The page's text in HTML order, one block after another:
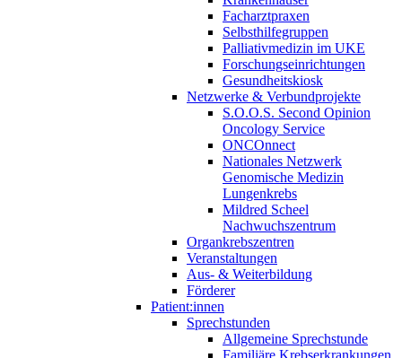
Facharztpraxen
Selbsthilfegruppen
Palliativmedizin im UKE
Forschungseinrichtungen
Gesundheitskiosk
Netzwerke & Verbundprojekte
S.O.O.S. Second Opinion
Oncology Service
ONCOnnect
Nationales Netzwerk
Genomische Medizin
Lungenkrebs
Mildred Scheel
Nachwuchszentrum
Organkrebszentren
Veranstaltungen
Aus- & Weiterbildung
Förderer
Patient:innen
Sprechstunden
Allgemeine Sprechstunde
Familiäre Krebserkrankungen